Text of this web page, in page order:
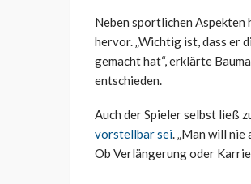
Neben sportlichen
hervor. „Wichtig ist, dass er
gemacht hat“, erklärte
entschieden.
Auch der Spieler selbst ließ
vorstellbar sei. „Man will nie
Ob Verlängerung oder